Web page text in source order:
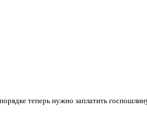
теперь нужно заплатить